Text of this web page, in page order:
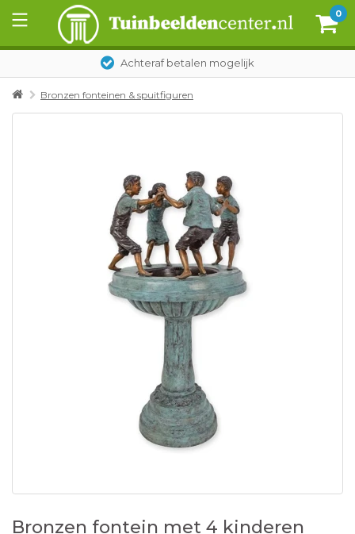
0
Achteraf betalen mogelijk
Bronzen fonteinen & spuitfiguren
Bronzen fontein met 4 kinderen